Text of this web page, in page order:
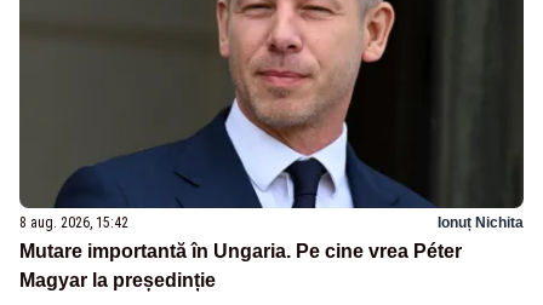
8 aug. 2026, 15:42 Ionuț Nichita
Mutare importantă în Ungaria. Pe cine vrea Péter
Magyar la președinție